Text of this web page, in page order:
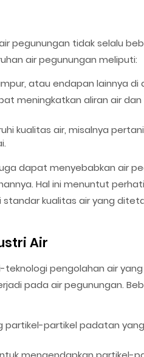
pegunungan tidak selalu
air pegunungan meliputi:
atau endapan lainnya di
meningkatkan aliran air
kualitas air, misalnya
dapat menyebabkan air
Hal ini menuntut
kualitas air yang
Air
pengolahan air
pada air pegunungan.
partikel-partikel padatan